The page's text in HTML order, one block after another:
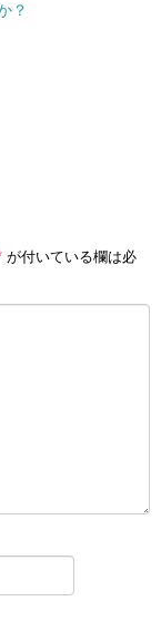
？
が付いている欄は必